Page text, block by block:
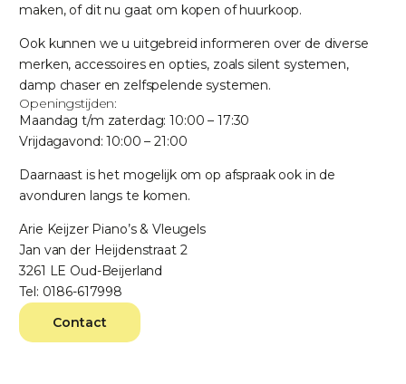
maken, of dit nu gaat om kopen of huurkoop.
Ook kunnen we u uitgebreid informeren over de diverse
merken, accessoires en opties, zoals silent systemen,
damp chaser en zelfspelende systemen.
Openingstijden:
Maandag t/m zaterdag: 10:00 – 17:30
Vrijdagavond: 10:00 – 21:00
Daarnaast is het mogelijk om op afspraak ook in de
avonduren langs te komen.
Arie Keijzer Piano’s & Vleugels
Jan van der Heijdenstraat 2
3261 LE Oud-Beijerland
Tel: 0186-617998
Contact